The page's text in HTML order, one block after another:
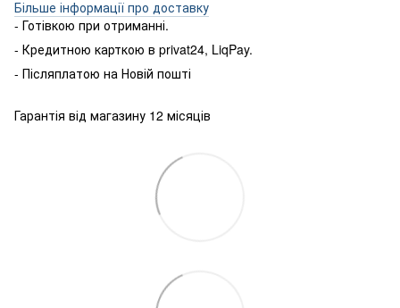
Більше інформації про доставку
- Готівкою при отриманні.
- Кредитною карткою в privat24, LiqPay.
- Післяплатою на Новій пошті
Гарантія від магазину 12 місяців